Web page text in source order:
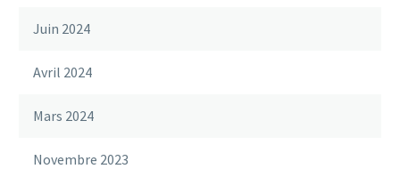
Juin 2024
Avril 2024
Mars 2024
Novembre 2023